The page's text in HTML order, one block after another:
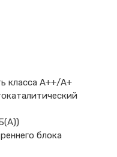
класса А++/А+
блока